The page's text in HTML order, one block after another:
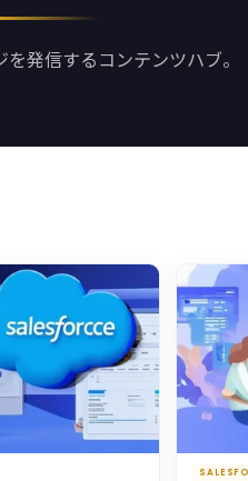
発信するコンテンツハブ。